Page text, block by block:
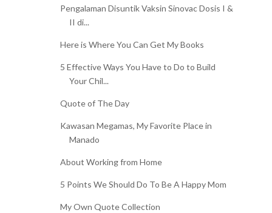
Pengalaman Disuntik Vaksin Sinovac Dosis I &
II di...
Here is Where You Can Get My Books
5 Effective Ways You Have to Do to Build
Your Chil...
Quote of The Day
Kawasan Megamas, My Favorite Place in
Manado
About Working from Home
5 Points We Should Do To Be A Happy Mom
My Own Quote Collection